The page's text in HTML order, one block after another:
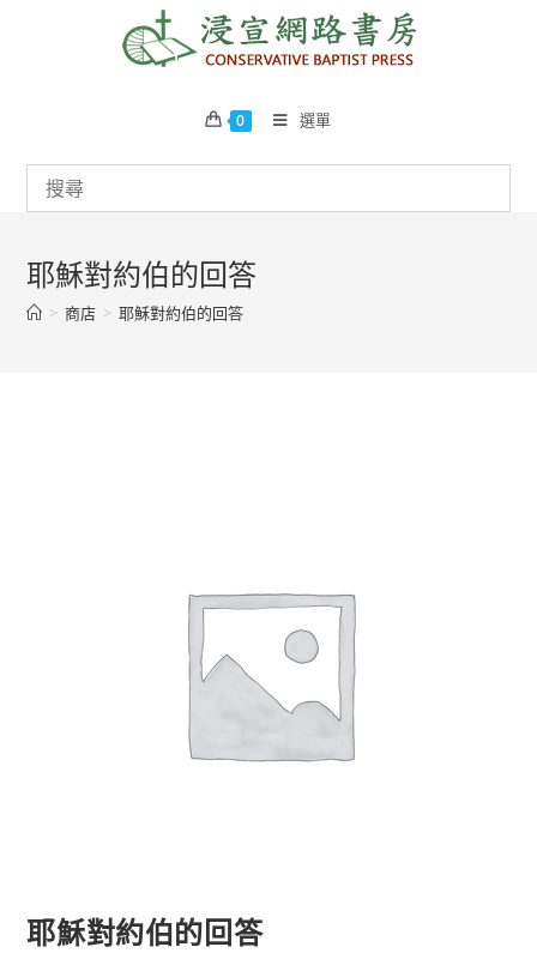
0 選單
耶穌對約伯的回答
> 商店 > 耶穌對約伯的回答
耶穌對約伯的回答